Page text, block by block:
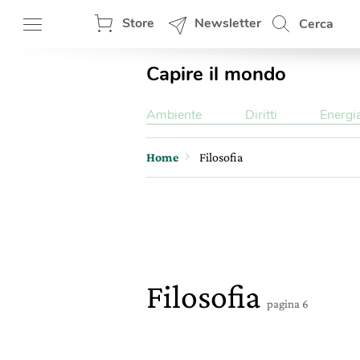
Store Newsletter Cerca
Capire il mondo
Ambiente Diritti
Home Filosofia
Filosofia pagina 6